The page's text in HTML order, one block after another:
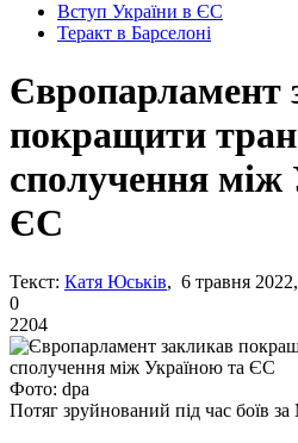
Вступ України в ЄС
Теракт в Барселоні
Європарламент
покращити
сполучення між
ЄС
Текст: Катя Юськів, 6 травня
0
2204
Фото: dpa
Потяг зруйнований під час боїв